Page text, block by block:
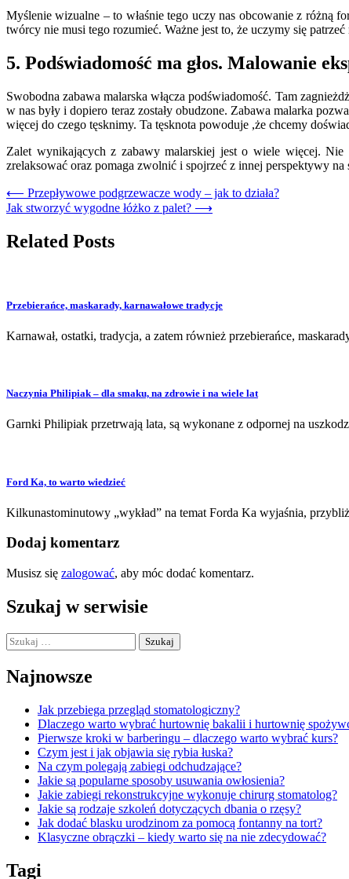
Myślenie wizualne – to właśnie tego uczy nas obcowanie z różną
twórcy nie musi tego rozumieć. Ważne jest to, że uczymy się
5. Podświadomość ma głos. Malowanie
Swobodna zabawa malarska włącza podświadomość. Tam
w nas były i dopiero teraz zostały obudzone. Zabawa malarka
więcej do czego tęsknimy. Ta tęsknota powoduje ,że chcemy
Zalet wynikających z zabawy malarskiej jest o wiele więcej.
zrelaksować oraz pomaga zwolnić i spojrzeć z innej perspektywy
Nawigacja
wpisu
⟵ Przepływowe podgrzewacze wody – jak to działa?
Jak stworzyć wygodne łóżko z palet? ⟶
Related Posts
Przebierańce, maskarady, karnawałowe tradycje
Karnawał, ostatki, tradycja, a zatem również przebierańce,
Naczynia Philipiak – dla smaku, na zdrowie i na wiele lat
Garnki Philipiak przetrwają lata, są wykonane z odpornej na
Ford Ka, to warto wiedzieć
Kilkunastominutowy „wykład” na temat Forda Ka wyjaśnia,
Dodaj komentarz
Musisz się zalogować, aby móc dodać komentarz.
Szukaj w serwisie
Szukaj:
Najnowsze
Jak przebiega przegląd stomatologiczny?
Dlaczego warto wybrać hurtownię bakalii i hurtownię
Pierwsze kroki w barberingu – dlaczego warto wybrać kurs?
Czym jest i jak objawia się rybia łuska?
Na czym polegają zabiegi odchudzające?
Jakie są popularne sposoby usuwania owłosienia?
Jakie zabiegi rekonstrukcyjne wykonuje chirurg stomatolog?
Jakie są rodzaje szkoleń dotyczących dbania o rzęsy?
Jak dodać blasku urodzinom za pomocą fontanny na tort?
Klasyczne obrączki – kiedy warto się na nie zdecydować?
Tagi